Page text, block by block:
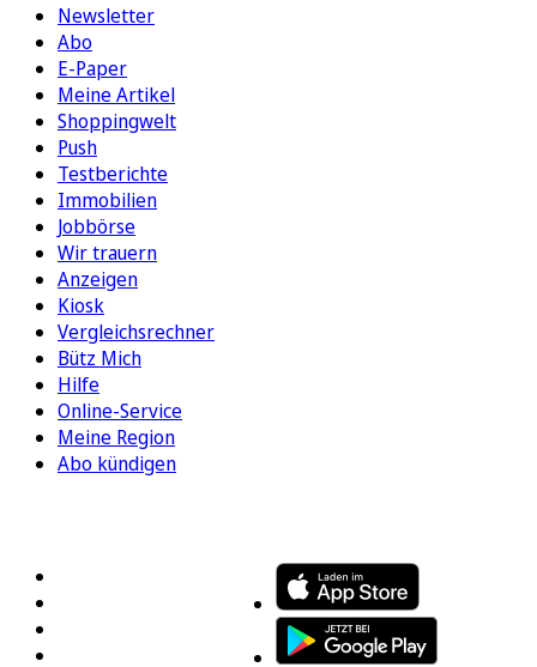
Newsletter
Abo
E-Paper
Meine Artikel
Shoppingwelt
Push
Testberichte
Immobilien
Jobbörse
Wir trauern
Anzeigen
Kiosk
Vergleichsrechner
Bütz Mich
Hilfe
Online-Service
Meine Region
Abo kündigen